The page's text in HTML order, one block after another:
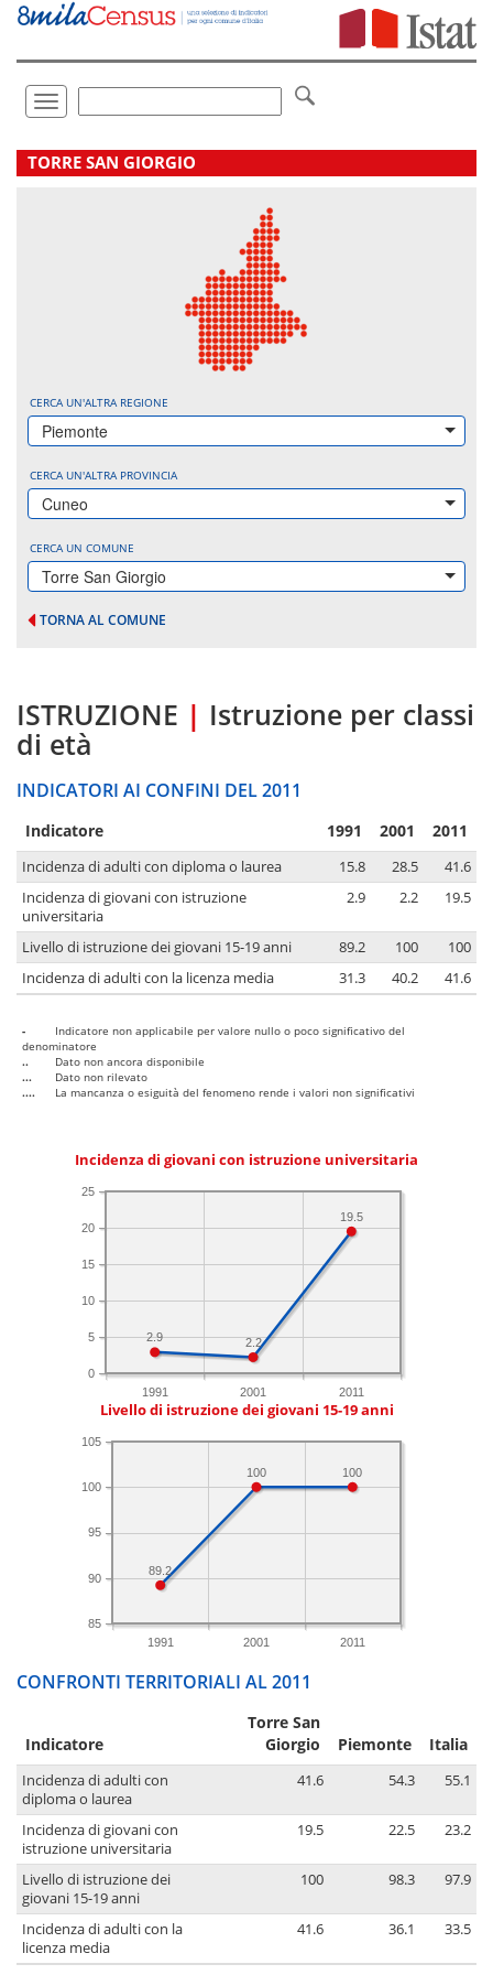
Vai
direttamente
Toggle
navigation
.
TORRE SAN GIORGIO
CERCA UN'ALTRA REGIONE
Piemonte
CERCA UN'ALTRA PROVINCIA
Cuneo
CERCA UN COMUNE
Torre San Giorgio
TORNA AL COMUNE
ISTRUZIONE | Istruzione per classi
di età
INDICATORI AI CONFINI DEL 2011
Indicatore 1991 2001 2011
Incidenza di adulti con diploma o laurea 15.8 28.5
41.6
Incidenza di giovani con istruzione
universitaria
2.9 2.2 19.5
Livello di istruzione dei giovani 15-19 anni 89.2 100
100
Incidenza di adulti con la licenza media
31.3 40.2 41.6
-
Indicatore non applicabile per valore nullo o poco significativo del
denominatore
..
Dato non ancora disponibile
...
Dato non rilevato
....
La mancanza o esiguità del fenomeno rende i valori non significativi
Incidenza di giovani con istruzione universitaria
1991 2001 2011
0
5
10
15
20
25
19.5
2.2
2.9
Livello di istruzione dei giovani 15-19 anni
1991 2001 2011
85
90
95
100
105
100
100
89.2
CONFRONTI TERRITORIALI AL 2011
Indicatore
Torre San
Giorgio
Piemonte Italia
Incidenza di adulti con
diploma o laurea
41.6 54.3 55.1
Incidenza di giovani con
istruzione universitaria
19.5 22.5 23.2
Livello di istruzione dei
giovani 15-19 anni
100 98.3 97.9
Incidenza di adulti con la
licenza media
41.6 36.1 33.5